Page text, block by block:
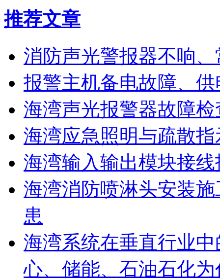
推荐文章
消防声光警报器不响
报警主机备电故障、
海湾声光报警器故障
海湾应急照明与疏散
海湾输入输出模块接
海湾消防喷淋头安装
患
海湾系统在垂直行业
心、储能、石油石化